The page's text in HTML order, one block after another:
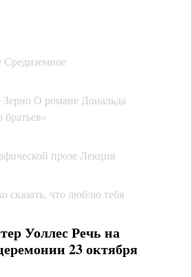
Средиземное
О романе Дональда
прозе Лекция
сказать, что люблю тебя
Уоллес Речь на
23 октября